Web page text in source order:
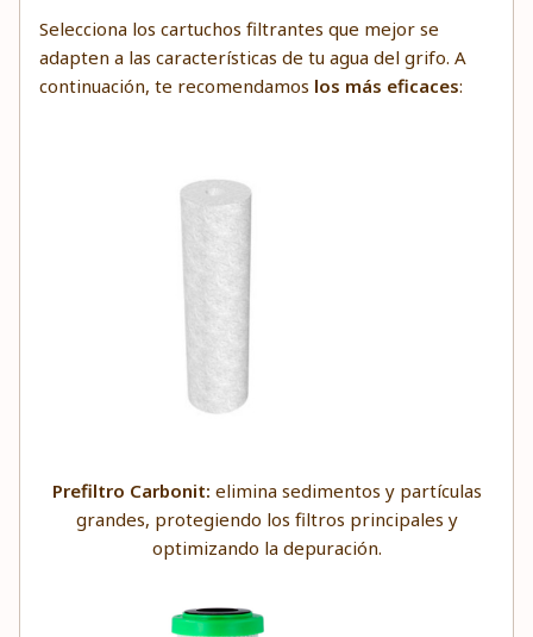
Selecciona los cartuchos filtrantes que mejor se
adapten a las características de tu agua del grifo. A
continuación, te recomendamos los más eficaces:
Prefiltro Carbonit: elimina sedimentos y partículas
grandes, protegiendo los filtros principales y
optimizando la depuración.